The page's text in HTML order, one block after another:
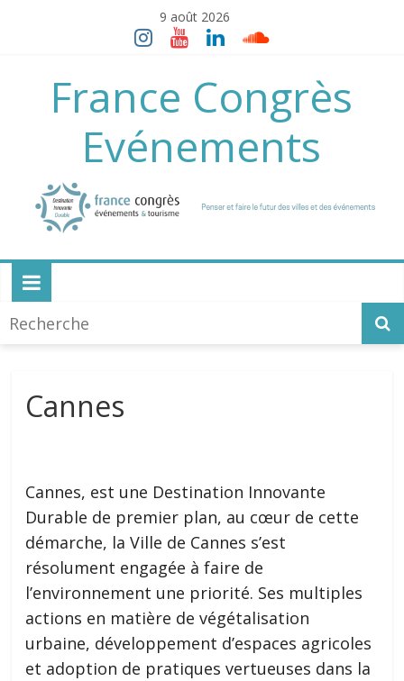
9 août 2026
France Congrès
Evénements
Cannes
Cannes, est une Destination Innovante
Durable de premier plan, au cœur de cette
démarche, la Ville de Cannes s’est
résolument engagée à faire de
l’environnement une priorité. Ses multiples
actions en matière de végétalisation
urbaine, développement d’espaces agricoles
et adoption de pratiques vertueuses dans la